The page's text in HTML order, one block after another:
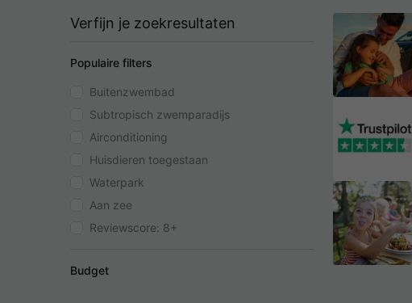
Verfijn je zoekresultaten
Populaire filters
Buitenzwembad
Subtropisch zwemparadijs
Airconditioning
Huisdieren toegestaan
Waterpark
Aan zee
Reviewscore: 8+
Budget